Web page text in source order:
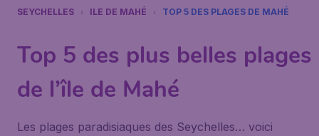
SEYCHELLES ILE DE MAHÉ TOP 5 DES PLAGES DE MAHÉ
Top 5 des plus belles plages
de l’île de Mahé
Les plages paradisiaques des Seychelles… voici